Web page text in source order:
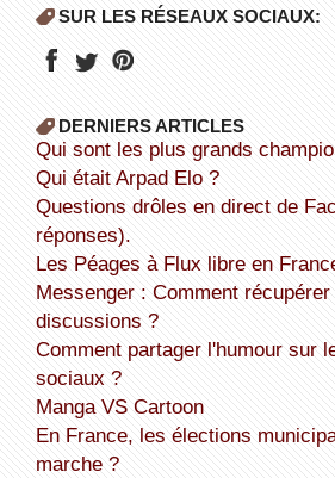
SUR LES RÉSEAUX SOCIAUX:
DERNIERS ARTICLES
Qui sont les plus grands
Qui était Arpad Elo ?
Questions drôles en direct de Facebook (avec les
réponses).
Les Péages à Flux libre en
Messenger : Comment récupérer et lire toutes les
discussions ?
Comment partager l'humour sur les réseaux
sociaux ?
Manga VS Cartoon
En France, les élections municipales : comment ça
marche ?